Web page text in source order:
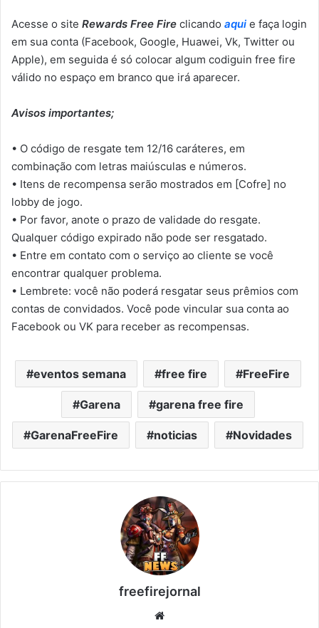
Acesse o site Rewards Free Fire clicando aqui e faça login
em sua conta (Facebook, Google, Huawei, Vk, Twitter ou
Apple), em seguida é só colocar algum codiguin free fire
válido no espaço em branco que irá aparecer.
Avisos importantes;
• O código de resgate tem 12/16 caráteres, em
combinação com letras maiúsculas e números.
• Itens de recompensa serão mostrados em [Cofre] no
lobby de jogo.
• Por favor, anote o prazo de validade do resgate.
Qualquer código expirado não pode ser resgatado.
• Entre em contato com o serviço ao cliente se você
encontrar qualquer problema.
• Lembrete: você não poderá resgatar seus prêmios com
contas de convidados. Você pode vincular sua conta ao
Facebook ou VK para receber as recompensas.
eventos semana free fire FreeFire
Garena garena free fire
GarenaFreeFire noticias Novidades
freefirejornal